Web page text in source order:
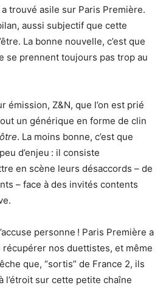
trouvé asile sur Paris Première.
aussi subjectif que cette
La bonne nouvelle, c’est que
se prennent toujours pas trop au
émission, Z&N, que l’on est prié
un générique en forme de clin
. La moins bonne, c’est que
d’enjeu : il consiste
en scène leurs désaccords – de
– face à des invités contents
personne ! Paris Première a
nos duettistes, et même
que, “sortis” de France 2, ils
l’étroit sur cette petite chaîne